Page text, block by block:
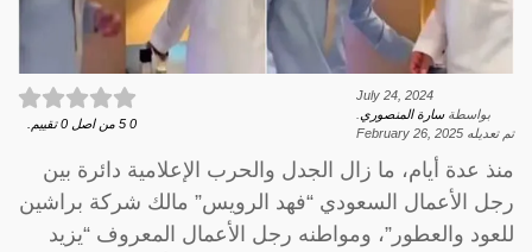
July 24, 2024
بواسطةسارة المنصوري
تم تعديله February 26, 2025
0
5 من اصل 0 تقييم.
منذ عدة أيام، ما زال الجدل والحرب الإعلامية دائرة بين
رجل الأعمال السعودي “فهد الرويس” مالك شركة براشين
للعود والعطور”، ومواطنه رجل الأعمال المعروف “يزيد